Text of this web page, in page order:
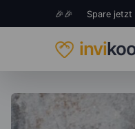
🎉🎉 Spare jetzt
invi